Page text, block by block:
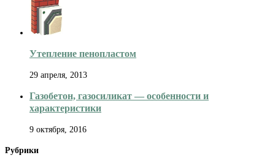
Утепление пенопластом
29 апреля, 2013
Газобетон, газосиликат — особенности и
характеристики
9 октября, 2016
Рубрики